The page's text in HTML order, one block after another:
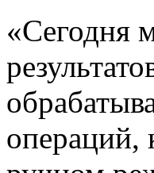
«Сегодня
операций,